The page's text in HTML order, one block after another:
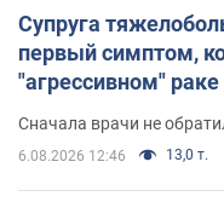
Супруга
первый симптом,
"агрессивном" раке
Сначала врачи не
6.08.2026 12:46 13,0 т.